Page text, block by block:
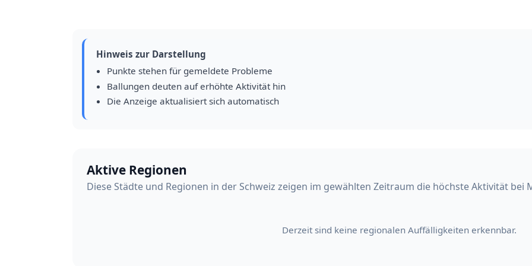
Hinweis zur Darstellung
Punkte stehen für gemeldete Probleme
Ballungen deuten auf erhöhte Aktivität hin
Die Anzeige aktualisiert sich automatisch
Aktive Regionen
Diese Städte und Regionen in der Schweiz zeigen im gewählten Zeitraum die höchste Aktivität bei
Derzeit sind keine regionalen Auffälligkeiten erkennbar.